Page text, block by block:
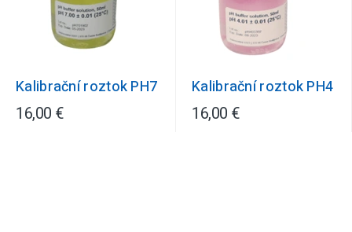
Kalibrační roztok PH7
16,00 €
Kalibrační roztok PH4
16,00 €